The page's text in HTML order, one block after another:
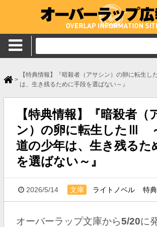
>
【特典情報】『暗殺者（アサシン）の卵に転生
は、生き残るために手段を選ばない～』
【特典情報】『暗殺者（
ン）の卵に転生したⅢ
道の少年は、生き残るた
を選ばない～』
2026/5/14 文庫 ライトノベル 特
オーバーラップ文庫から5/20に